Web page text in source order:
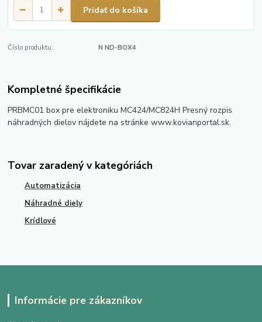
Pridať do košíka
Číslo produktu: N ND-BOX4
Kompletné špecifikácie
PRBMC01 box pre elektroniku MC424/MC824H Presný rozpis
náhradných dielov nájdete na stránke www.kovianportal.sk.
Tovar zaradený v kategóriách
Automatizácia
Náhradné diely
Krídlové
Informácie pre zákazníkov